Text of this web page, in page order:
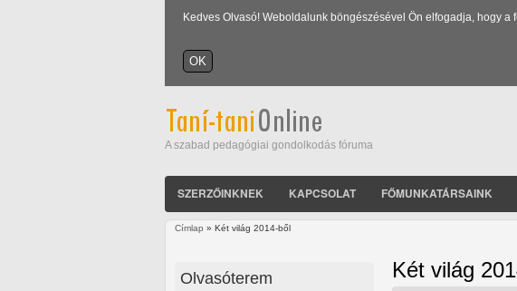
Kedves Olvasó! Weboldalunk böngészésével Ön elfogadja, hogy
A szabad pedagógiai gondolkodás fóruma
SZERZŐINKNEK KAPCSOLAT FŐMUNKATÁRSAINK
Címlap » Két világ 2014-ből
Két világ
Olvasóterem